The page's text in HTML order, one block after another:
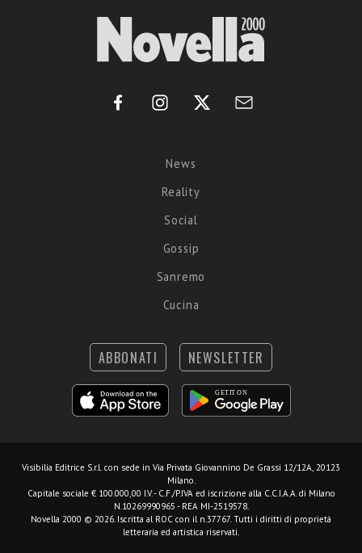
News
Reality
Social
Gossip
Sanremo
Cucina
ABBONATI NEWSLETTER
Visibilia Editrice S.r.l. con sede in Via Privata Giovannino De Grassi 12/12A, 20123
Milano.
Capitale sociale € 100.000,00 I.V. - C.F./P.IVA ed iscrizione alla C.C.I.A.A. di Milano
N.10269990965 - REA MI-2519578.
Novella 2000 © 2026. Iscritta al ROC con il n.37767. Tutti i diritti di proprietà
letteraria ed artistica riservati.